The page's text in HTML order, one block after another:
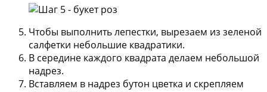
Чтобы выполнить лепестки, вырезаем из зеленой
салфетки небольшие квадратики.
В середине каждого квадрата делаем небольшой
надрез.
Вставляем в надрез бутон цветка и скрепляем